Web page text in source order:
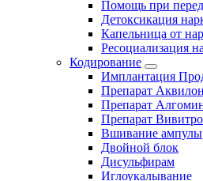
Помощь при
Детоксикация
Капельница от
Ресоциализация
Кодирование
Имплантация
Препарат
Препарат
Препарат
Вшивание ампулы
Двойной блок
Дисульфирам
Иглоукалывание